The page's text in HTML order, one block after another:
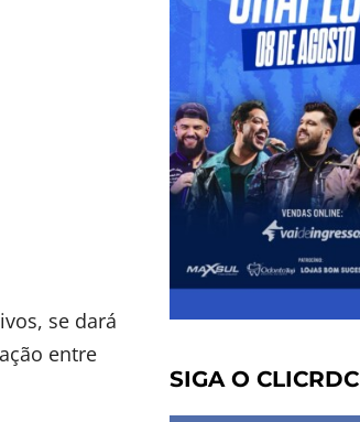
se dará
entre
SIGA O CLICRDC